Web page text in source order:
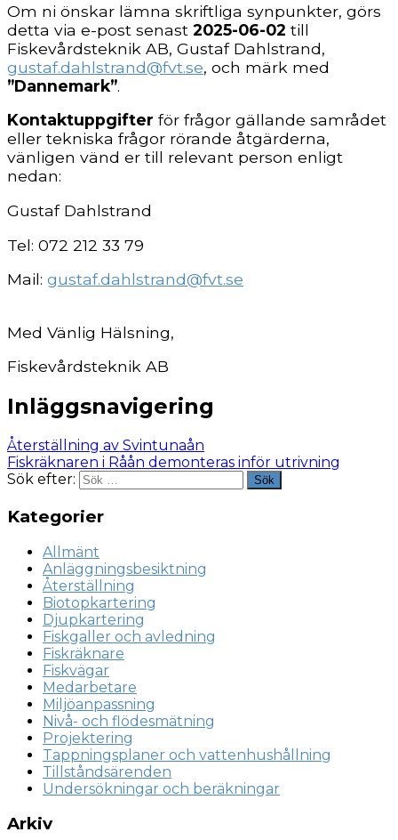
Om ni önskar lämna skriftliga synpunkter, görs
detta via e-post senast 2025-06-02 till
Fiskevårdsteknik AB, Gustaf Dahlstrand,
gustaf.dahlstrand@fvt.se, och märk med
”Dannemark”.
Kontaktuppgifter för frågor gällande samrådet
eller tekniska frågor rörande åtgärderna,
vänligen vänd er till relevant person enligt
nedan:
Gustaf Dahlstrand
Tel: 072 212 33 79
Mail: gustaf.dahlstrand@fvt.se
Med Vänlig Hälsning,
Fiskevårdsteknik AB
Inläggsnavigering
Återställning av Svintunaån
Fiskräknaren i Råån demonteras inför utrivning
Sök efter:
Sök
Kategorier
Allmänt
Anläggningsbesiktning
Återställning
Biotopkartering
Djupkartering
Fiskgaller och avledning
Fiskräknare
Fiskvägar
Medarbetare
Miljöanpassning
Nivå- och flödesmätning
Projektering
Tappningsplaner och vattenhushållning
Tillståndsärenden
Undersökningar och beräkningar
Arkiv